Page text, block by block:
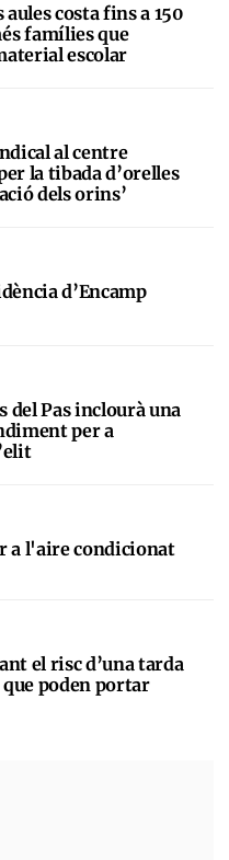
costa fins a 150
famílies que
escolar
al centre
la tibada d’orelles
dels orins’
d’Encamp
del Pas inclourà una
per a
a l'aire condicionat
el risc d’una tarda
poden portar